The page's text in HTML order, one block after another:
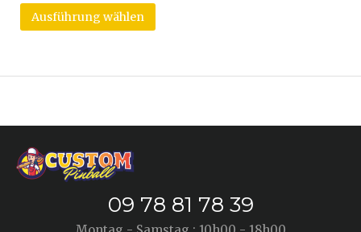
Ausführung wählen
09 78 81 78 39